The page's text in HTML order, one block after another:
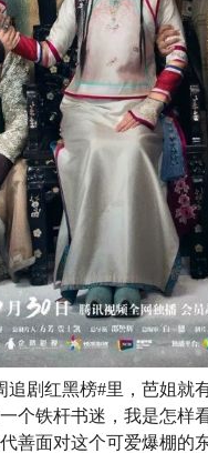
追剧红黑榜#里，芭姐就
个铁杆书迷，我是怎样
善面对这个可爱爆棚的